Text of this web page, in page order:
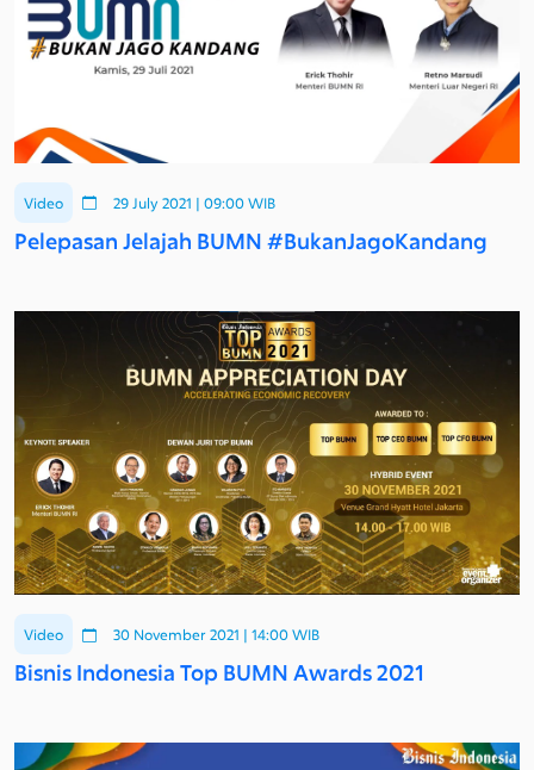
Video 29 July 2021 | 09:00 WIB
Pelepasan Jelajah BUMN #BukanJagoKandang
Video 30 November 2021 | 14:00 WIB
Bisnis Indonesia Top BUMN Awards 2021